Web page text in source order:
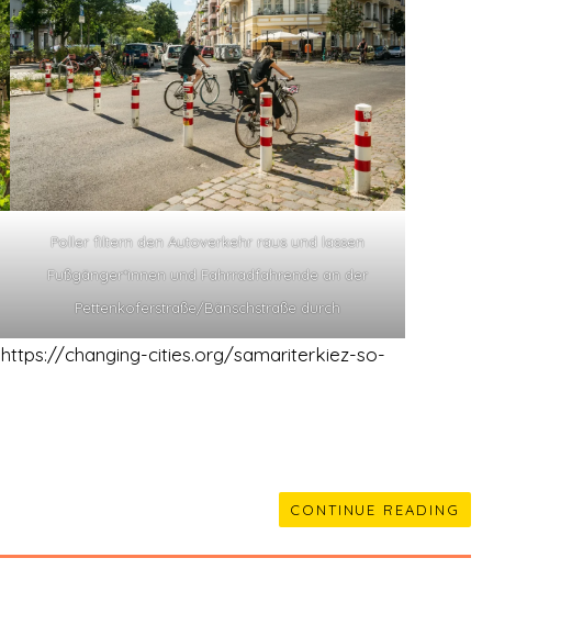
Poller filtern den Autoverkehr raus und lassen
Fußgänger*innen und Fahrradfahrende an der
Pettenkoferstraße/Bänschstraße durch
https://changing-cities.org/samariterkiez-so-
CONTINUE READING